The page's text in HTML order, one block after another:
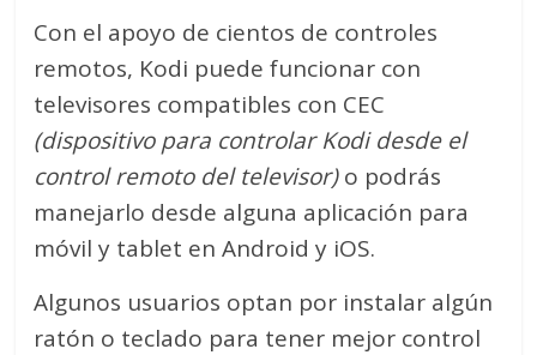
Con el apoyo de cientos de controles
remotos, Kodi puede funcionar con
televisores compatibles con CEC
(dispositivo para controlar Kodi desde el
control remoto del televisor)o podrás
manejarlo desde alguna aplicación para
móvil y tablet en Android y iOS.
Algunos usuarios optan por instalar algún
ratón o teclado para tener mejor control